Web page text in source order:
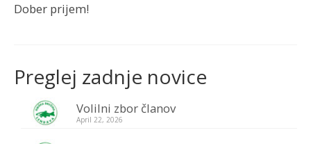
Dober prijem!
Preglej zadnje novice
Volilni zbor članov
April 22, 2026